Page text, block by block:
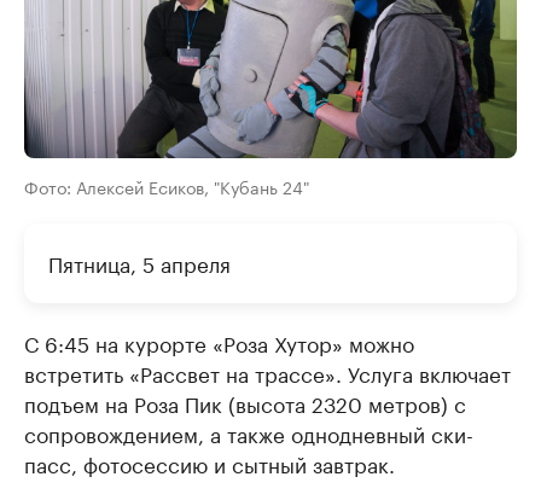
Фото: Алексей Есиков, "Кубань 24"
Пятница, 5 апреля
С 6:45 на курорте «Роза Хутор» можно
встретить «Рассвет на трассе». Услуга включает
подъем на Роза Пик (высота 2320 метров) с
сопровождением, а также однодневный ски-
пасс, фотосессию и сытный завтрак.